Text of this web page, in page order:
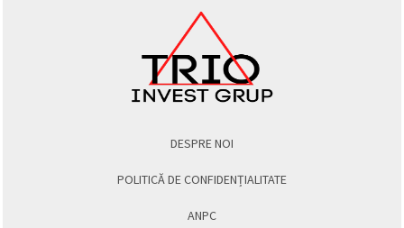
DESPRE NOI
POLITICĂ DE CONFIDENȚIALITATE
ANPC